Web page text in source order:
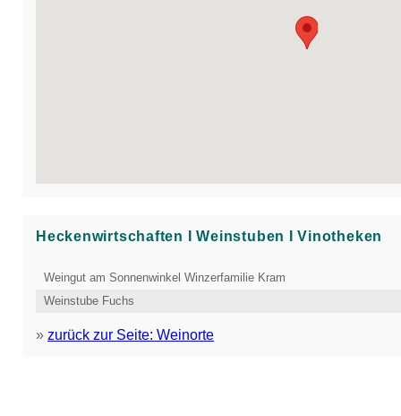
Heckenwirtschaften Ι Weinstuben Ι Vinotheken
Weingut am Sonnenwinkel Winzerfamilie Kram
Weinstube Fuchs
» zurück zur Seite: Weinorte